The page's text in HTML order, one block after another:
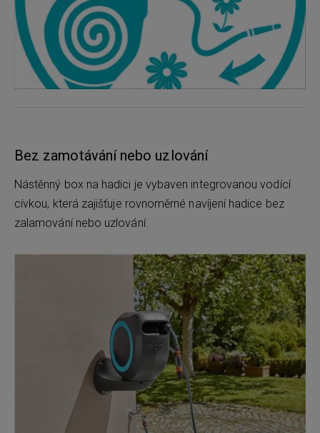
Bez zamotávání nebo uzlování
Nástěnný box na hadici je vybaven integrovanou vodící
cívkou, která zajišťuje rovnoměrné navíjení hadice bez
zalamování nebo uzlování.